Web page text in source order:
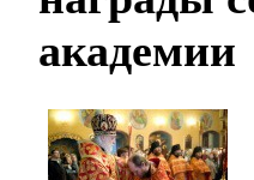
академии